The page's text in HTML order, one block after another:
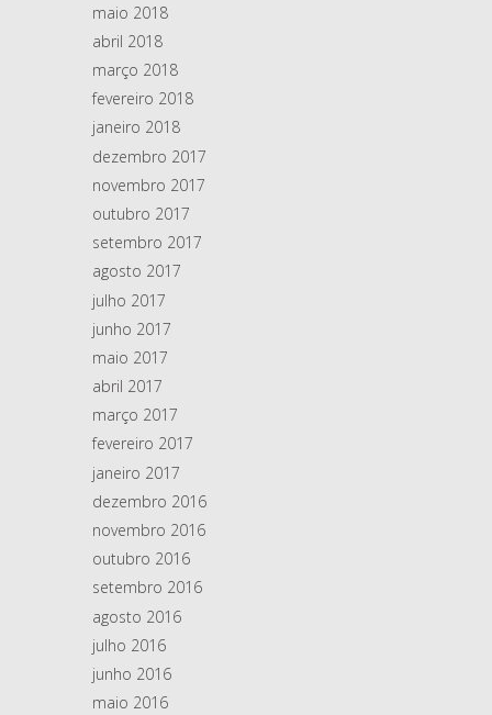
maio 2018
abril 2018
março 2018
fevereiro 2018
janeiro 2018
dezembro 2017
novembro 2017
outubro 2017
setembro 2017
agosto 2017
julho 2017
junho 2017
maio 2017
abril 2017
março 2017
fevereiro 2017
janeiro 2017
dezembro 2016
novembro 2016
outubro 2016
setembro 2016
agosto 2016
julho 2016
junho 2016
maio 2016